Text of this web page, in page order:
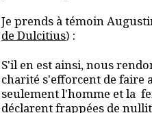
Je prends à témoin
de Dulcitius) :
S'il en est ainsi, nous
charité s'efforcent de faire
seulement l'homme et la
déclarent frappées de